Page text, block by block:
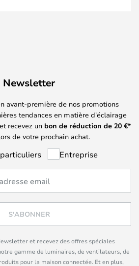
Newsletter
avant-première de nos promotions
tendances en matière d'éclairage
recevez un bon de réduction de 20 €*
de votre prochain achat.
Entreprise
S'ABONNER
et recevez des offres spéciales
gamme de luminaires, de ventilateurs, de
pour la maison connectée. Et en plus,